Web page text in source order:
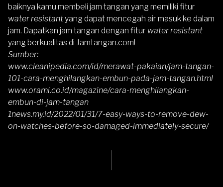
baiknya kamu membeli jam tangan yang memiliki fitur
water resistantyang dapat mencegah air masuk ke dalam
jam. Dapatkan jam tangan dengan fitur water resistant
yang berkualitas di Jamtangan.com!
Sumber:
www.cleanipedia.com/id/merawat-pakaian/jam-tangan-
101-cara-menghilangkan-embun-pada-jam-tangan.html
www.orami.co.id/magazine/cara-menghilangkan-
embun-di-jam-tangan
1news.my.id/2022/01/31/7-easy-ways-to-remove-dew-
on-watches-before-so-damaged-immediately-secure/